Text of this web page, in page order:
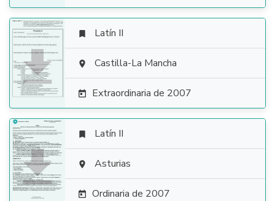

 Latín II
 Castilla-La Mancha
 Extraordinaria de 2007

 Latín II
 Asturias
 Ordinaria de 2007